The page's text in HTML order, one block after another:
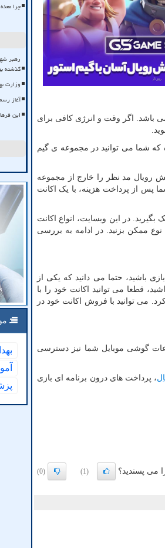
باشد. اگر وقت و انرژی کافی برای
که شما می توانید در مجموعه ی گیم
رویال مد نظر را خارج از مجموعه
پس از پرداخت هزینه، با یک اکانت
در این وبسایت، انواع اکانت
ممکن بزنید. در ادامه به بررسی
باشید، حتما می دانید که یکی از
قطعا می توانید اکانت خود را با
می توانید با فروش اکانت خود در
گوشی موبایل شما نیز دسترسی
، پرداخت های درون برنامه ای بازی
می پسندید؟ (1)
(0)
چرا
رهبر
گذشته
وزارت
آغاز رسمی
این